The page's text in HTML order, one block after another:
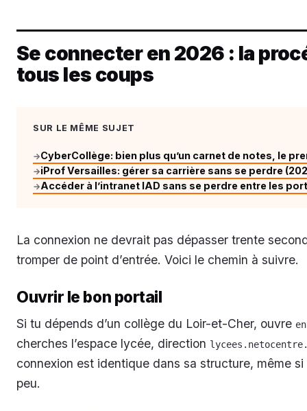
Se connecter en 2026 : la
tous les coups
SUR LE MÊME SUJET
→CyberCollège: bien plus qu’un carnet de notes, le
→iProf Versailles: gérer sa carrière sans se perdre
→Accéder à l’intranet IAD sans se perdre entre les
La connexion ne devrait pas dépasser trente
tromper de point d’entrée. Voici le chemin à suivre.
Ouvrir le bon portail
Si tu dépends d’un collège du Loir-et-Cher, ouvre
cherches l’espace lycée, direction
connexion est identique dans sa structure, même
peu.